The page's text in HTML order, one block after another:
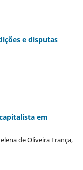
e disputas
em
de Oliveira França,